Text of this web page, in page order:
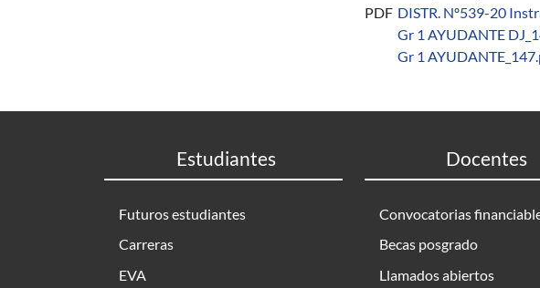
PDF DISTR. Nº539-20
Gr 1 AYUDANTE
Gr 1
Estudiantes
Futuros estudiantes
Carreras
EVA
Docentes
Convocatorias
Becas posgrado
Llamados abiertos